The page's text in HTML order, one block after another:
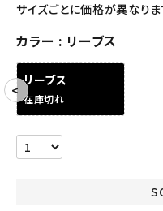
COLLABORATION BRAND
CONTENTS
ACCOUNT MENU
ようこそ ゲスト 様
person
サイズごとに価格が異なりま
カラー リーブス
リーブス
在庫切れ